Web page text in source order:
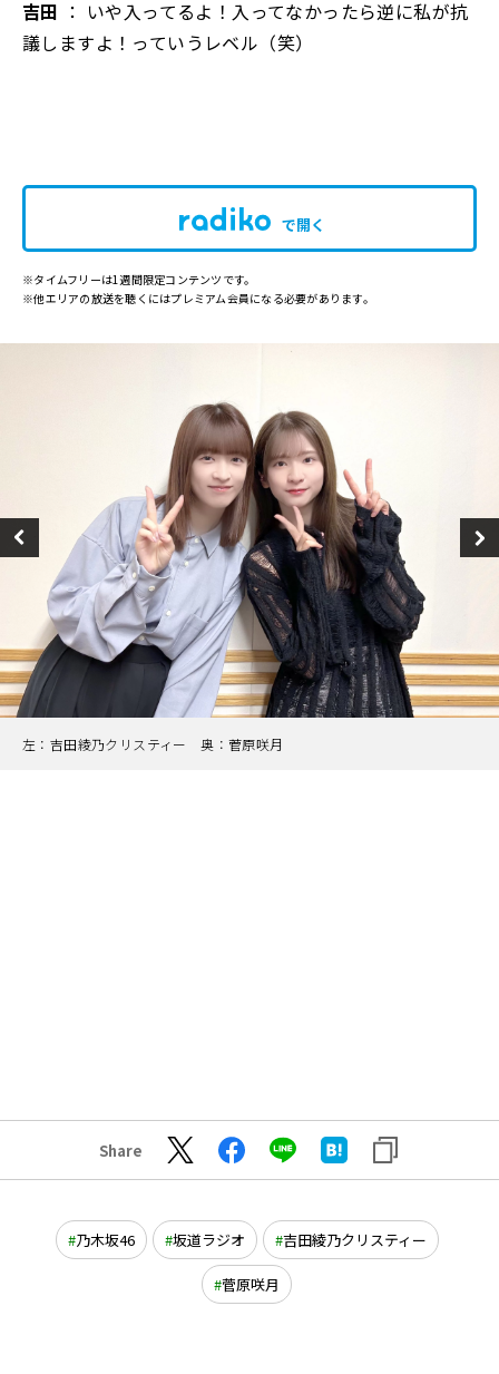
吉田 ： いや入ってるよ！入ってなかったら逆に私が抗
議しますよ！っていうレベル（笑）
で開く
※タイムフリーは1週間限定コンテンツです。
※他エリアの放送を聴くにはプレミアム会員になる必要があります。
左：吉田綾乃クリスティー 奥：菅原咲月
Share
乃木坂46 坂道ラジオ 吉田綾乃クリスティー
菅原咲月